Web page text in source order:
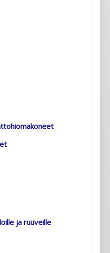
ja ruuveille